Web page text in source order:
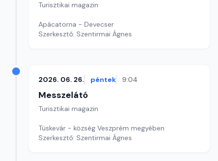
Turisztikai magazin
Apácatorna - Devecser
Szerkesztő: Szentirmai Ágnes
2026. 06. 26. péntek 9:04
Messzelátó
Turisztikai magazin
Tüskevár - község Veszprém megyében
Szerkesztő: Szentirmai Ágnes